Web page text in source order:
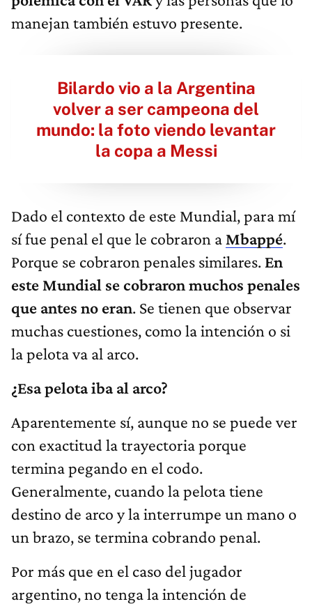
manejan también estuvo presente.
Bilardo vio a la Argentina
volver a ser campeona del
mundo: la foto viendo levantar
la copa a Messi
Dado el contexto de este Mundial, para mí
sí fue penal el que le cobraron a Mbappé.
Porque se cobraron penales similares. En
este Mundial se cobraron muchos penales
que antes no eran. Se tienen que observar
muchas cuestiones, como la intención o si
la pelota va al arco.
¿Esa pelota iba al arco?
Aparentemente sí, aunque no se puede ver
con exactitud la trayectoria porque
termina pegando en el codo.
Generalmente, cuando la pelota tiene
destino de arco y la interrumpe un mano o
un brazo, se termina cobrando penal.
Por más que en el caso del jugador
argentino, no tenga la intención de